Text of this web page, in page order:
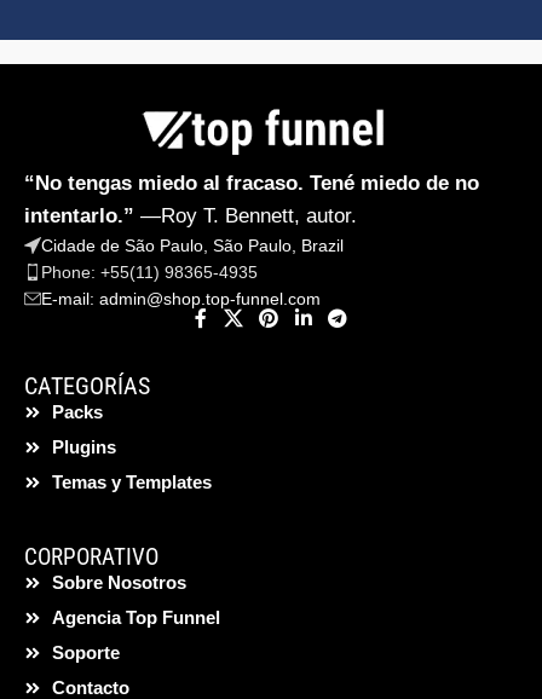
“No tengas miedo al fracaso. Tené miedo de no
intentarlo.” —Roy T. Bennett, autor.
Cidade de São Paulo, São Paulo, Brazil
Phone: +55(11) 98365-4935
E-mail: admin@shop.top-funnel.com
CATEGORÍAS
Packs
Plugins
Temas y Templates
CORPORATIVO
Sobre Nosotros
Agencia Top Funnel
Soporte
Contacto